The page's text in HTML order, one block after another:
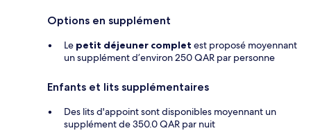
Options en supplément
Le petit déjeuner complet est proposé moyennant
un supplément d’environ 250 QAR par personne
Enfants et lits supplémentaires
Des lits d'appoint sont disponibles moyennant un
supplément de 350.0 QAR par nuit